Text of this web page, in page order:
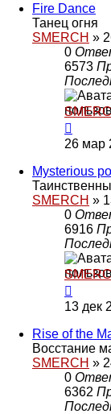
Fire Dance
Танец огня
SMERCH »
0
6573
26 мар
Mysterious
SMERCH »
0
6916
13 дек
Rise of the
Восстание
SMERCH »
0
6362